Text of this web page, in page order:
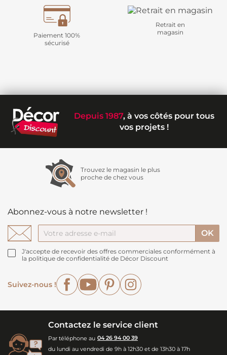
Paiement 100%
sécurisé
Retrait en
magasin
Depuis 1987, à vos côtés pour tous
vos projets !
Trouvez le magasin le plus
proche de chez vous
Abonnez-vous à notre newsletter !
J'accepte de recevoir des offres commerciales conformément à
la politique de confidentialité de Décor Discount
Suivez-nous !
FacebookYouTubePinterest
Contactez le service client
Par téléphone au 04 26 94 00 39
du lundi au vendredi de 9h à 12h30 et de 13h30 à 17h